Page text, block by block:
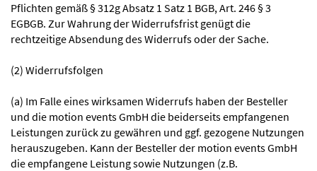
Pflichten gemäß § 312g Absatz 1 Satz 1 BGB, Art. 246 § 3
EGBGB. Zur Wahrung der Widerrufsfrist genügt die
rechtzeitige Absendung des Widerrufs oder der Sache.
(2) Widerrufsfolgen
(a) Im Falle eines wirksamen Widerrufs haben der Besteller
und die motion events GmbH die beiderseits empfangenen
Leistungen zurück zu gewähren und ggf. gezogene Nutzungen
herauszugeben. Kann der Besteller der motion events GmbH
die empfangene Leistung sowie Nutzungen (z.B.